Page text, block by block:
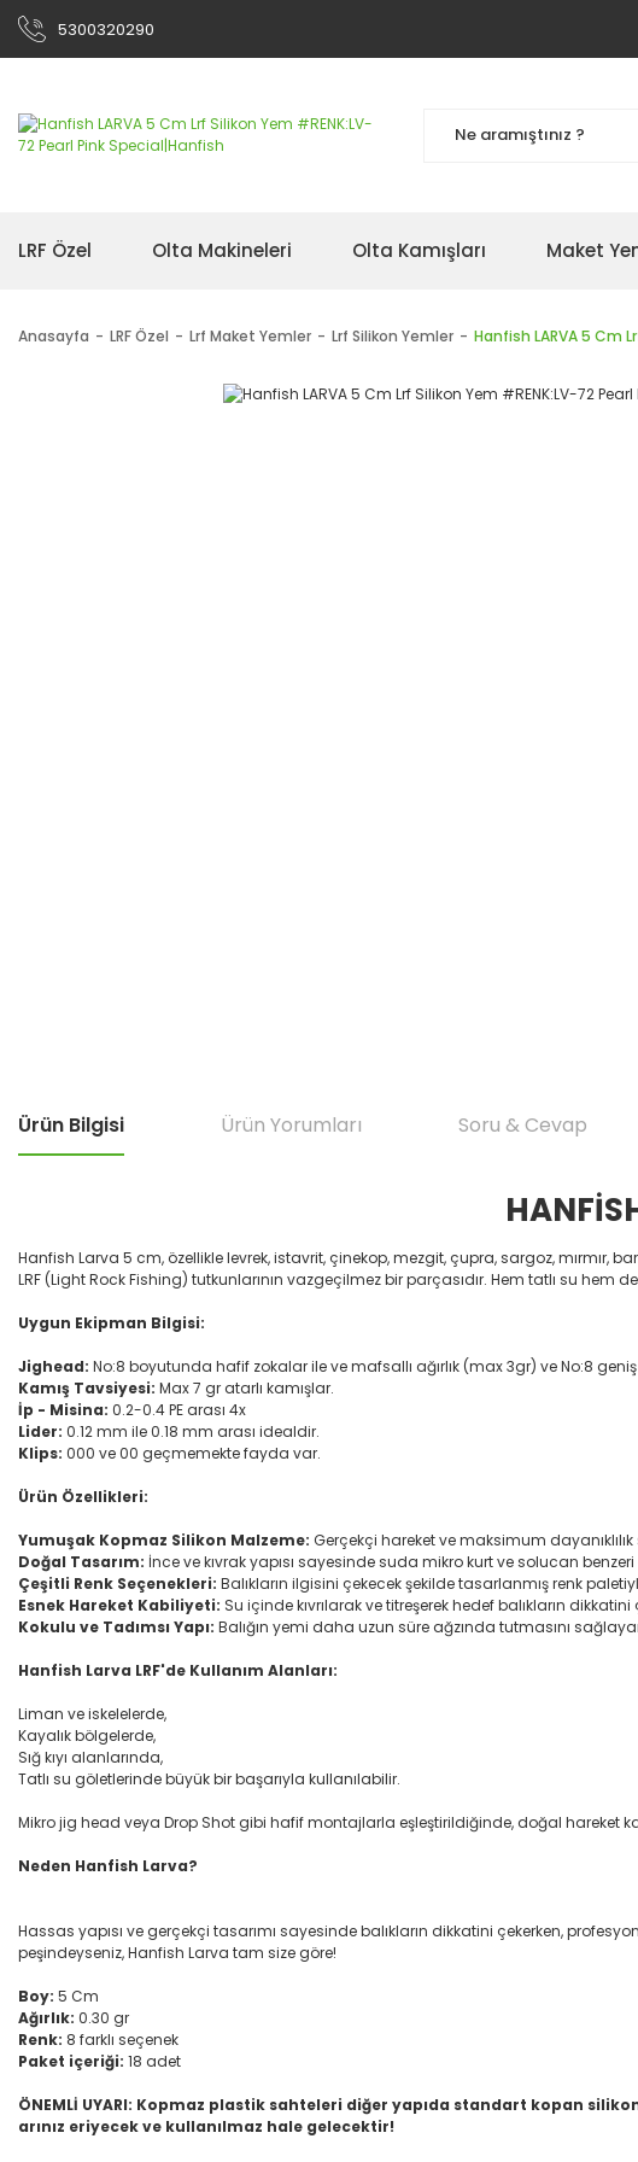
5300320290
LRF Özel Olta Makineleri Olta Kamışları Maket
Anasayfa LRF Özel Lrf Maket Yemler Lrf Silikon Yemler Hanfish LARVA 5 Cm
Ürün Bilgisi Ürün Yorumları Soru & Cevap
Hanfish Larva 5 cm, özellikle levrek, istavrit, çinekop, mezgit, çupra, sargoz, mırmır,
LRF (Light Rock Fishing) tutkunlarının vazgeçilmez bir parçasıdır. Hem tatlı su hem
Uygun Ekipman Bilgisi:
Jighead: No:8 boyutunda hafif zokalar ile ve mafsallı ağırlık (max 3gr) ve No:8
Kamış Tavsiyesi: Max 7 gr atarlı kamışlar.
İp - Misina: 0.2-0.4 PE arası 4x
Lider: 0.12 mm ile 0.18 mm arası idealdir.
Klips: 000 ve 00 geçmemekte fayda var.
Ürün Özellikleri:
Yumuşak Kopmaz Silikon Malzeme: Gerçekçi hareket ve maksimum
Doğal Tasarım: İnce ve kıvrak yapısı sayesinde suda mikro kurt ve solucan
Çeşitli Renk Seçenekleri: Balıkların ilgisini çekecek şekilde tasarlanmış renk
Esnek Hareket Kabiliyeti: Su içinde kıvrılarak ve titreşerek hedef balıkların dikkatini
Kokulu ve Tadımsı Yapı: Balığın yemi daha uzun süre ağzında tutmasını
Hanfish Larva LRF'de Kullanım Alanları:
Liman ve iskelelerde,
Kayalık bölgelerde,
Sığ kıyı alanlarında,
Tatlı su göletlerinde büyük bir başarıyla kullanılabilir.
Mikro jig head veya Drop Shot gibi hafif montajlarla eşleştirildiğinde, doğal hareket
Neden Hanfish Larva?
Hassas yapısı ve gerçekçi tasarımı sayesinde balıkların dikkatini çekerken,
peşindeyseniz, Hanfish Larva tam size göre!
Boy: 5 Cm
Ağırlık: 0.30 gr
Renk: 8 farklı seçenek
Paket içeriği: 18 adet
ÖNEMLİ UYARI: Kopmaz plastik sahteleri diğer yapıda standart kopan
arınız eriyecek ve kullanılmaz hale gelecektir!